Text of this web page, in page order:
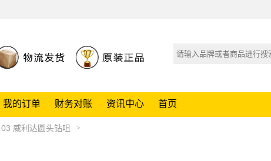
我的订单 财务对账 资讯中心 首页
03 威利达圆头钻咀 >